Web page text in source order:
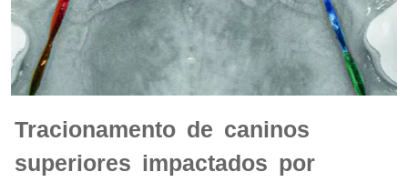
Tracionamento de caninos
superiores impactados por